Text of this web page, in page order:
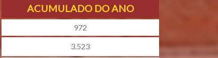
ACUMULADO DO ANO
972
3.523